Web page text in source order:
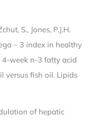
S., Jones, P.J.H.
– 3 index in healthy
week n-3 fatty acid
versus fish oil. Lipids
of hepatic